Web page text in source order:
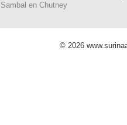
Sambal en Chutney
© 2026